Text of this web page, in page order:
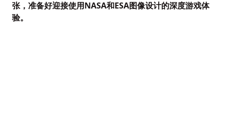
张，准备好迎接使用NASA和ESA图像设计的深度游戏体
验。